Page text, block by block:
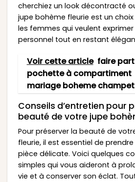
cherchiez un look décontracté
jupe bohème fleurie est un
les femmes qui veulent exprimer
personnel tout en restant
Voir cette article faire part
pochette à compartiment
mariage boheme
Conseils d’entretien pour
beauté de votre jupe
Pour préserver la beauté de
fleurie, il est essentiel de
pièce délicate. Voici quelques
simples qui vous aideront à
vie et à conserver son éclat.